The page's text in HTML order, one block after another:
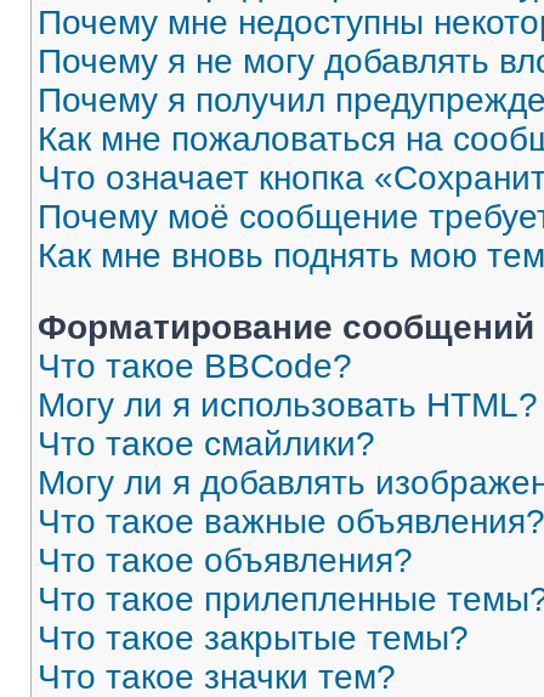
Почему мне недоступны
Почему я не могу добавлять
Почему я получил
Как мне пожаловаться на
Что означает кнопка
Почему моё сообщение
Как мне вновь поднять мою
Форматирование
Что такое BBCode?
Могу ли я использовать HTML?
Что такое смайлики?
Могу ли я добавлять
Что такое важные объявления?
Что такое объявления?
Что такое прилепленные
Что такое закрытые темы?
Что такое значки тем?